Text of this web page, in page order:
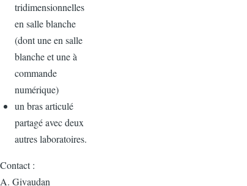
tridimensionnelles
en salle blanche
(dont une en salle
blanche et une à
commande
numérique)
un bras articulé
partagé avec deux
autres laboratoires.
Contact :
A. Givaudan